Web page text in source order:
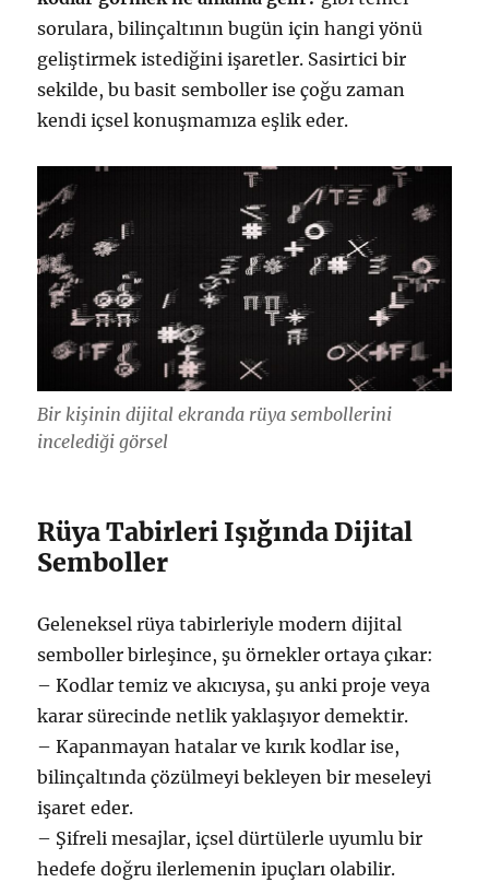
sorulara, bilinçaltının bugün için hangi yönü
geliştirmek istediğini işaretler. Sasirtici bir
sekilde, bu basit semboller ise çoğu zaman
kendi içsel konuşmamıza eşlik eder.
Bir kişinin dijital ekranda rüya sembollerini
incelediği görsel
Rüya Tabirleri Işığında Dijital
Semboller
Geleneksel rüya tabirleriyle modern dijital
semboller birleşince, şu örnekler ortaya çıkar:
– Kodlar temiz ve akıcıysa, şu anki proje veya
karar sürecinde netlik yaklaşıyor demektir.
– Kapanmayan hatalar ve kırık kodlar ise,
bilinçaltında çözülmeyi bekleyen bir meseleyi
işaret eder.
– Şifreli mesajlar, içsel dürtülerle uyumlu bir
hedefe doğru ilerlemenin ipuçları olabilir.